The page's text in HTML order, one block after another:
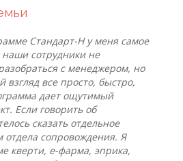
Стандарт-Н у меня самое
сотрудники не
с менеджером, но
все просто, быстро,
дает ощутимый
Если говорить об
сказать отдельное
отдела сопровождения. Я
кверти, е-фарма, эприка,